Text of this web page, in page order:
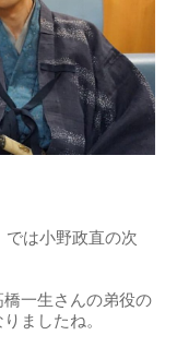
では小野政直の次
一生さんの弟役の
ましたね。